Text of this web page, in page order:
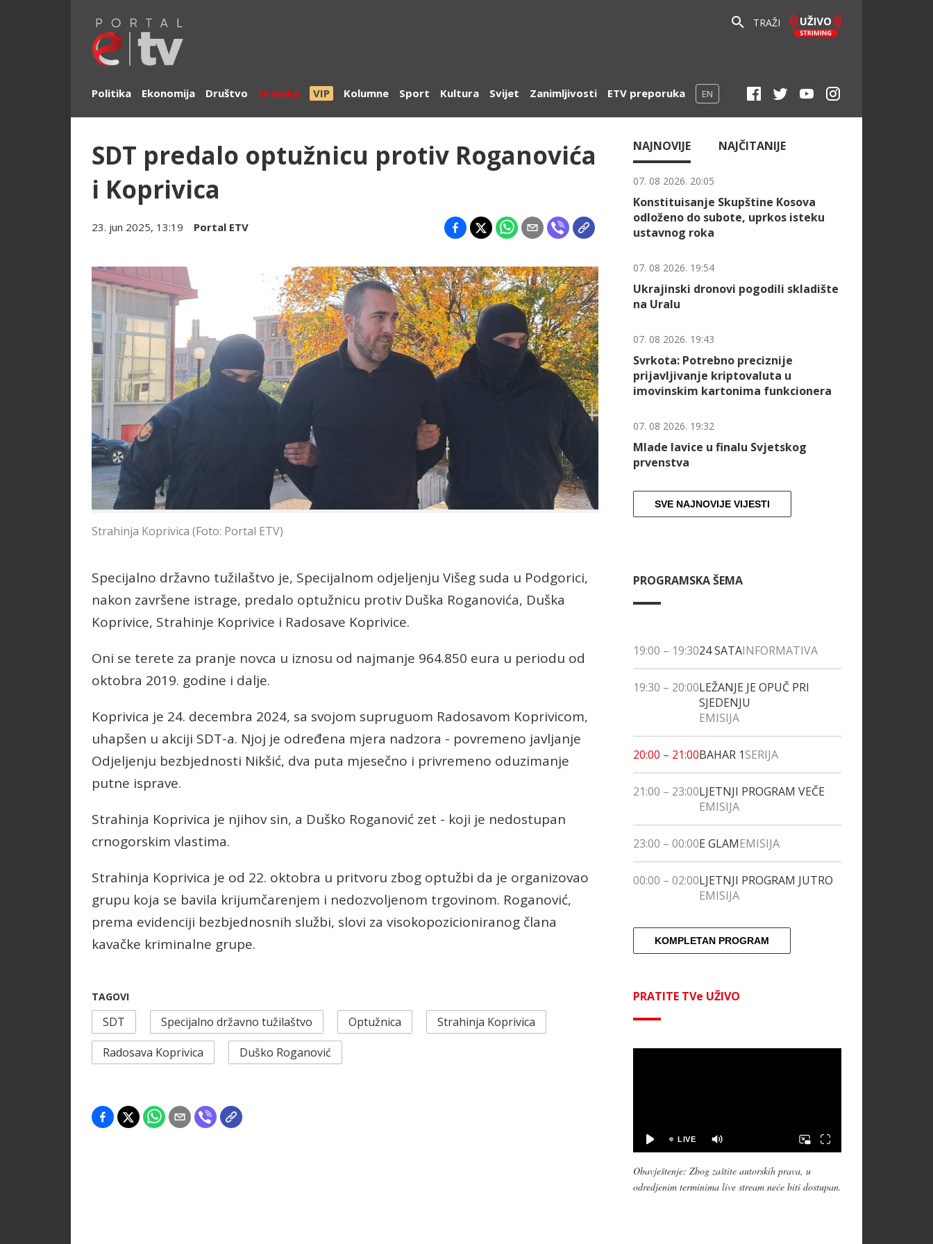
TRAŽI
Politika Ekonomija Društvo Hronika VIP Kolumne Sport Kultura Svijet Zanimljivosti ETV preporuka EN
SDT predalo optužnicu protiv Roganovića
i Koprivica
23. jun 2025, 13:19 Portal ETV
Strahinja Koprivica (Foto: Portal ETV)
Specijalno državno tužilaštvo je, Specijalnom odjeljenju Višeg suda u Podgorici,
nakon završene istrage, predalo optužnicu protiv Duška Roganovića, Duška
Koprivice, Strahinje Koprivice i Radosave Koprivice.
Oni se terete za pranje novca u iznosu od najmanje 964.850 eura u periodu od
oktobra 2019. godine i dalje.
Koprivica je 24. decembra 2024, sa svojom supruguom Radosavom Koprivicom,
uhapšen u akciji SDT-a. Njoj je određena mjera nadzora - povremeno javljanje
Odjeljenju bezbjednosti Nikšić, dva puta mjesečno i privremeno oduzimanje
putne isprave.
Strahinja Koprivica je njihov sin, a Duško Roganović zet - koji je nedostupan
crnogorskim vlastima.
Strahinja Koprivica je od 22. oktobra u pritvoru zbog optužbi da je organizovao
grupu koja se bavila krijumčarenjem i nedozvoljenom trgovinom. Roganović,
prema evidenciji bezbjednosnih službi, slovi za visokopozicioniranog člana
kavačke kriminalne grupe.
TAGOVI
SDT Specijalno državno tužilaštvo Optužnica
Strahinja Koprivica
Radosava Koprivica
Duško Roganović
NAJNOVIJE NAJČITANIJE
07. 08 2026. 20:05
Konstituisanje Skupštine Kosova
odloženo do subote, uprkos isteku
ustavnog roka
07. 08 2026. 19:54
Ukrajinski dronovi pogodili skladište
na Uralu
07. 08 2026. 19:43
Svrkota: Potrebno preciznije
prijavljivanje kriptovaluta u
imovinskim kartonima funkcionera
07. 08 2026. 19:32
Mlade lavice u finalu Svjetskog
prvenstva
SVE NAJNOVIJE VIJESTI
PROGRAMSKA ŠEMA
19:00 – 19:3024 SATAINFORMATIVA
19:30 – 20:00LEŽANJE JE OPUČ PRI
SJEDENJU
EMISIJA
20:00 – 21:00BAHAR 1SERIJA
21:00 – 23:00LJETNJI PROGRAM VEČE
EMISIJA
23:00 – 00:00E GLAMEMISIJA
00:00 – 02:00LJETNJI PROGRAM JUTRO
EMISIJA
KOMPLETAN PROGRAM
PRATITE TVe UŽIVO
Obavještenje: Zbog zaštite autorskih prava, u
odredjenim terminima live stream neće biti dostupan.